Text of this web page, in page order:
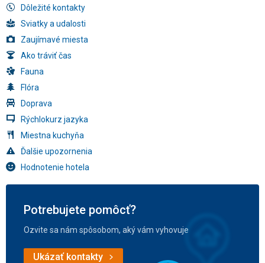
Dôležité kontakty
Sviatky a udalosti
Zaujímavé miesta
Ako tráviť čas
Fauna
Flóra
Doprava
Rýchlokurz jazyka
Miestna kuchyňa
Ďalšie upozornenia
Hodnotenie hotela
Potrebujete pomôcť?
Ozvite sa nám spôsobom, aký vám vyhovuje
Ukázať kontakty